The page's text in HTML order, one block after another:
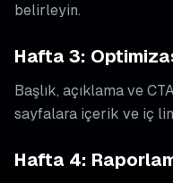
belirleyin.
Hafta 3:
Başlık, açıklama ve
sayfalara içerik ve iç
Hafta 4: